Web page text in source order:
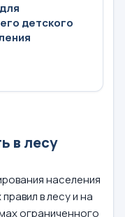
детского
в лесу
населения
в лесу и на
ограниченного